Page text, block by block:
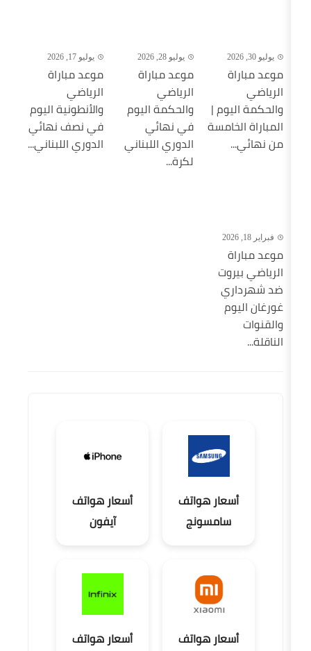
يوليو 28, 2026
موعد مباراة
الرياضي
والحكمة اليوم
في نهائي
الدوري اللبناني
يوليو 17, 2026
موعد مباراة
الرياضي
والأنطونية اليوم
في نصف نهائي
الدوري اللبناني...
أسعار هواتف
آيفون
أسعار هواتف